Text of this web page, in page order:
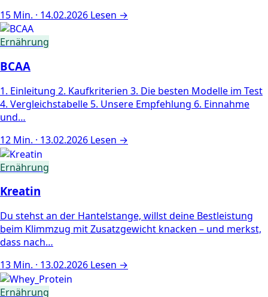
15 Min. · 14.02.2026 Lesen →
Ernährung
BCAA
1. Einleitung 2. Kaufkriterien 3. Die besten Modelle im Test
4. Vergleichstabelle 5. Unsere Empfehlung 6. Einnahme
und…
12 Min. · 13.02.2026 Lesen →
Ernährung
Kreatin
Du stehst an der Hantelstange, willst deine Bestleistung
beim Klimmzug mit Zusatzgewicht knacken – und merkst,
dass nach…
13 Min. · 13.02.2026 Lesen →
Ernährung